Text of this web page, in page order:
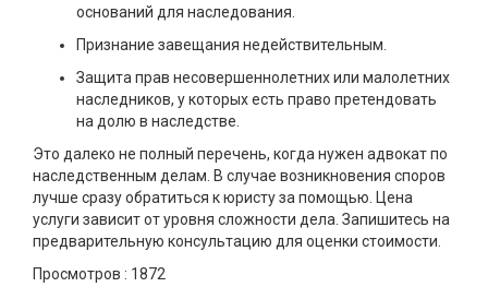
оснований для наследования.
Признание завещания недействительным.
Защита прав несовершеннолетних или малолетних
наследников, у которых есть право претендовать
на долю в наследстве.
Это далеко не полный перечень, когда нужен адвокат по
наследственным делам. В случае возникновения споров
лучше сразу обратиться к юристу за помощью. Цена
услуги зависит от уровня сложности дела. Запишитесь на
предварительную консультацию для оценки стоимости.
Просмотров : 1872